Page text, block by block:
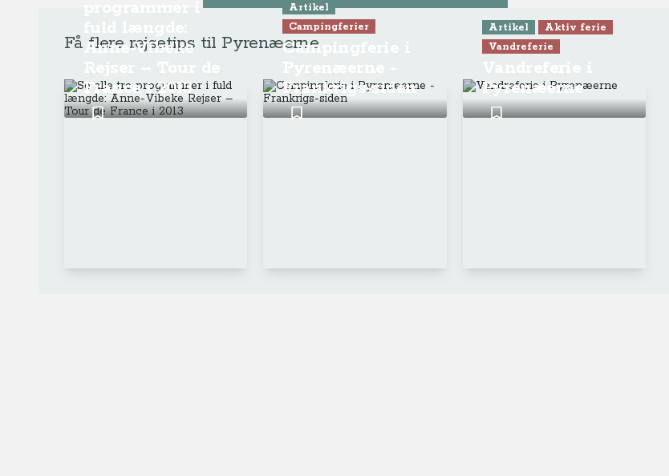
Dette er KLUB-indhold
Gå til programmet
Få flere rejsetips til Pyrenæerne
Anne-Vibeke
France i 2013
Artikel
Campingferier
Campingferie i
Frankrigs-siden
Artikel
Aktiv ferie
Vandreferie
Pyrenæerne